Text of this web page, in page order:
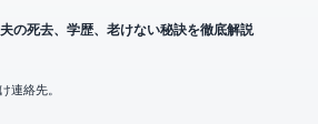
の死去、学歴、老けない秘訣を徹底解説
連絡先。